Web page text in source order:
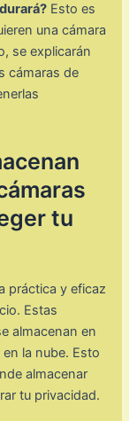
Esto es
una cámara
se explicarán
cámaras de
tu
práctica y eficaz
Estas
almacenan en
la nube. Esto
almacenar
tu privacidad.